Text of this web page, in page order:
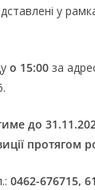
у
о 15:00за
до
протягом
0462-676715,